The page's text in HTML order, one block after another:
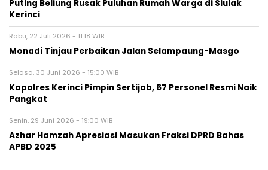
Puting Beliung Rusak Puluhan Rumah Warga di Siulak
Kerinci
Rabu, 22 Juli 2026 - 11:18 WIB
Monadi Tinjau Perbaikan Jalan Selampaung-Masgo
Selasa, 30 Juni 2026 - 15:00 WIB
Kapolres Kerinci Pimpin Sertijab, 67 Personel Resmi Naik
Pangkat
Senin, 29 Juni 2026 - 19:00 WIB
Azhar Hamzah Apresiasi Masukan Fraksi DPRD Bahas
APBD 2025